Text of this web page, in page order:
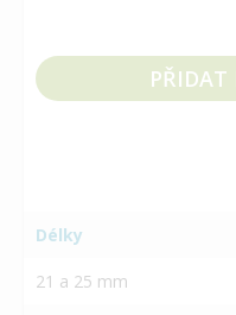
PŘIDAT
Délky
21 a 25 mm